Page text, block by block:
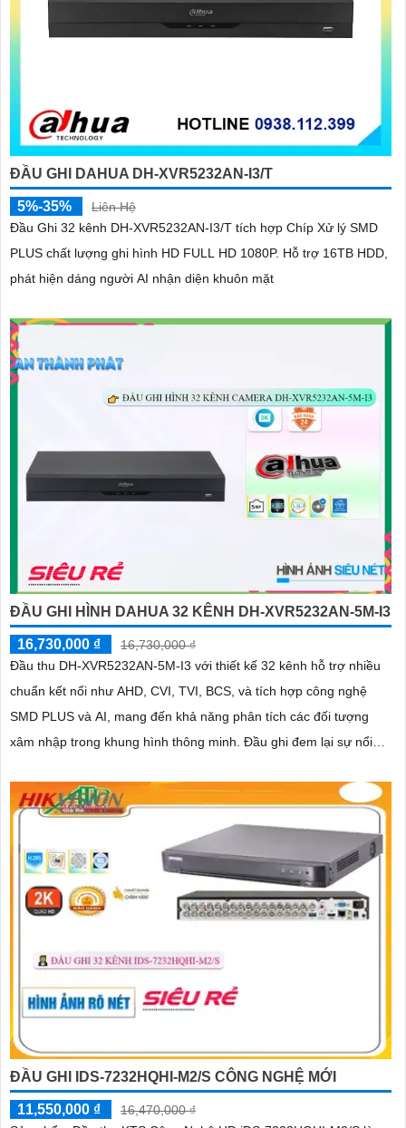
ĐẦU GHI DAHUA DH-XVR5232AN-I3/T
5%-35%
Liên Hệ
Đầu Ghi 32 kênh DH-XVR5232AN-I3/T tích hợp Chíp Xử lý SMD
PLUS chất lượng ghi hình HD FULL HD 1080P. Hỗ trợ 16TB HDD,
phát hiện dáng người AI nhận diện khuôn mặt
ĐẦU GHI HÌNH DAHUA 32 KÊNH DH-XVR5232AN-5M-I3
16,730,000 ₫
16,730,000 ₫
Đầu thu DH-XVR5232AN-5M-I3 với thiết kế 32 kênh hỗ trợ nhiều
chuẩn kết nối như AHD, CVI, TVI, BCS, và tích hợp công nghệ
SMD PLUS và AI, mang đến khả năng phân tích các đối tượng
xâm nhập trong khung hình thông minh. Đầu ghi đem lại sự nổi
đáp ứng nhu cầu dễ dàng
ĐẦU GHI IDS-7232HQHI-M2/S CÔNG NGHỆ MỚI
11,550,000 ₫
16,470,000 ₫